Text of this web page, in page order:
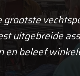
grootste
uitgebreide
en beleef